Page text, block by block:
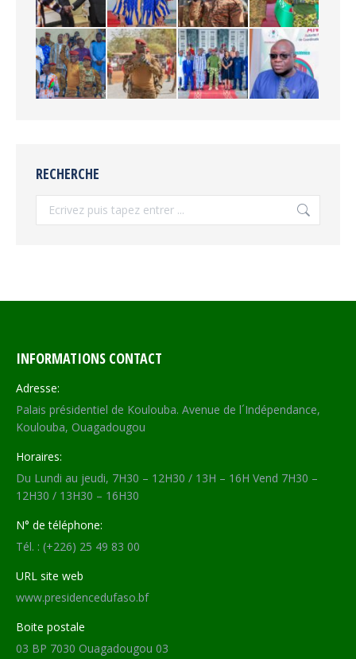
RECHERCHE
INFORMATIONS CONTACT
Adresse:
Palais présidentiel de Koulouba. Avenue de l´Indépendance,
Koulouba, Ouagadougou
Horaires:
Du Lundi au jeudi, 7H30 – 12H30 / 13H – 16H Vend 7H30 –
12H30 / 13H30 – 16H30
N° de téléphone:
Tél. : (+226) 25 49 83 00
URL site web
www.presidencedufaso.bf
Boite postale
03 BP 7030 Ouagadougou 03